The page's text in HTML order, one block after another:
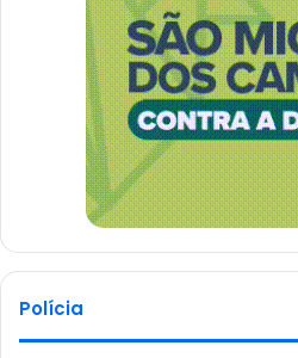
Polícia